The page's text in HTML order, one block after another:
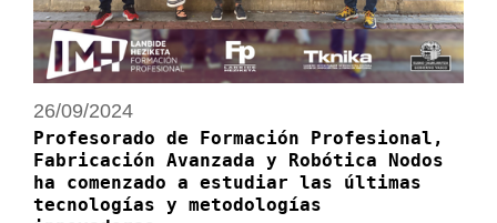
26/09/2024
Profesorado de Formación Profesional,
Fabricación Avanzada y Robótica Nodos
ha comenzado a estudiar las últimas
tecnologías y metodologías